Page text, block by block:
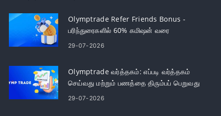
Olymptrade Refer Friends Bonus -
பரிந்துரைகளில் 60% கமிஷன் வரை
சம்பாதிக்கவும்
29-07-2026
Olymptrade வர்த்தகம்: எப்படி வர்த்தகம்
செய்வது மற்றும் பணத்தை திரும்பப் பெறுவது
29-07-2026